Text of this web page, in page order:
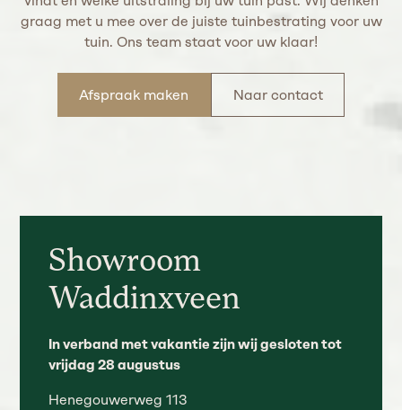
graag met u mee over de juiste tuinbestrating voor uw
tuin. Ons team staat voor uw klaar!
Afspraak maken Naar contact
Showroom
Waddinxveen
In verband met vakantie zijn wij gesloten tot
vrijdag 28 augustus
Henegouwerweg 113